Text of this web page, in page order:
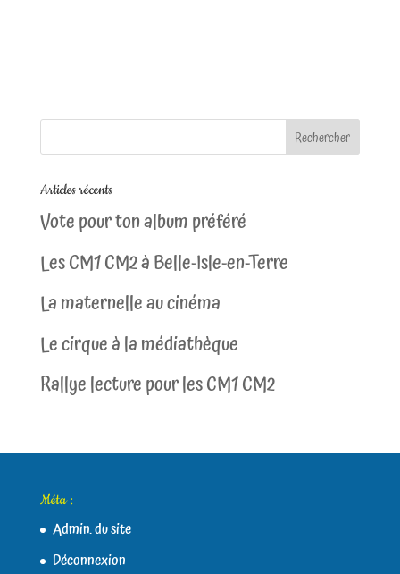
Articles récents
Vote pour ton album préféré
Les CM1 CM2 à Belle-Isle-en-Terre
La maternelle au cinéma
Le cirque à la médiathèque
Rallye lecture pour les CM1 CM2
Méta :
Admin. du site
Déconnexion